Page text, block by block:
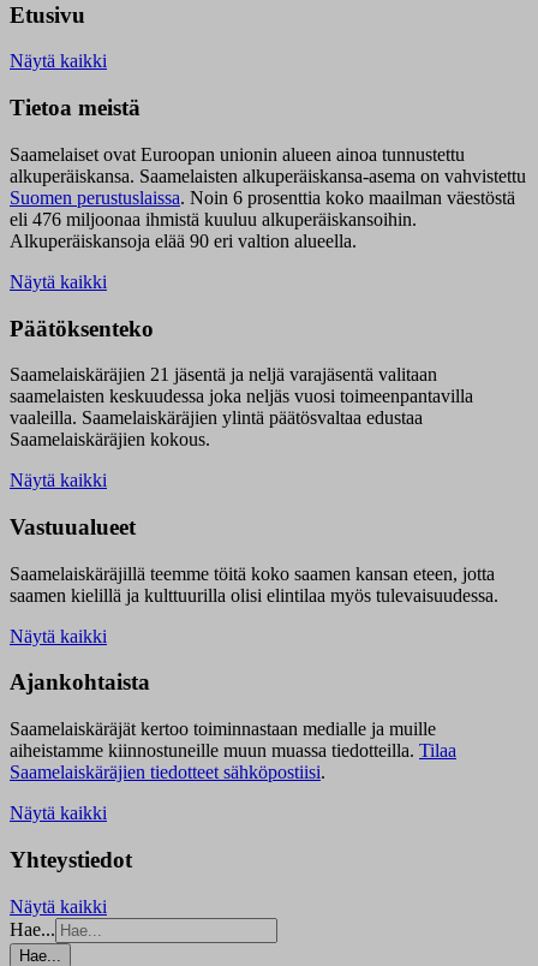
Etusivu
Näytä kaikki
Tietoa meistä
Saamelaiset ovat Euroopan unionin alueen ainoa tunnustettu
alkuperäiskansa. Saamelaisten alkuperäiskansa-asema on vahvistettu
Suomen perustuslaissa. Noin 6 prosenttia koko maailman väestöstä
eli 476 miljoonaa ihmistä kuuluu alkuperäiskansoihin.
Alkuperäiskansoja elää 90 eri valtion alueella.
Näytä kaikki
Päätöksenteko
Saamelaiskäräjien 21 jäsentä ja neljä varajäsentä valitaan
saamelaisten keskuudessa joka neljäs vuosi toimeenpantavilla
vaaleilla. Saamelaiskäräjien ylintä päätösvaltaa edustaa
Saamelaiskäräjien kokous.
Näytä kaikki
Vastuualueet
Saamelaiskäräjillä teemme töitä koko saamen kansan eteen, jotta
saamen kielillä ja kulttuurilla olisi elintilaa myös tulevaisuudessa.
Näytä kaikki
Ajankohtaista
Saamelaiskäräjät kertoo toiminnastaan medialle ja muille
aiheistamme kiinnostuneille muun muassa tiedotteilla. Tilaa
Saamelaiskäräjien tiedotteet sähköpostiisi.
Näytä kaikki
Yhteystiedot
Näytä kaikki
Hae...
Hae...